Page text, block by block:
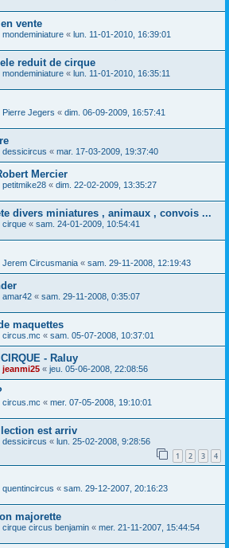
vente
mondeminiature « lun. 11-01-2010, 16:39:01
reduit de cirque
mondeminiature « lun. 11-01-2010, 16:35:11
Pierre Jegers « dim. 06-09-2009, 16:57:41
dessicircus « mar. 17-03-2009, 19:37:40
Mercier
petitmike28 « dim. 22-02-2009, 13:35:27
divers miniatures , animaux , convois ...
cirque « sam. 24-01-2009, 10:54:41
Jerem Circusmania « sam. 29-11-2008, 12:19:43
amar42 « sam. 29-11-2008, 0:35:07
maquettes
circus.mc « sam. 05-07-2008, 10:37:01
- Raluy
jeanmi25 « jeu. 05-06-2008, 22:08:56
circus.mc « mer. 07-05-2008, 19:10:01
est arriv
dessicircus « lun. 25-02-2008, 9:28:56
1 2 3 4
quentincircus « sam. 29-12-2007, 20:16:23
majorette
cirque circus benjamin « mer. 21-11-2007, 15:44:54